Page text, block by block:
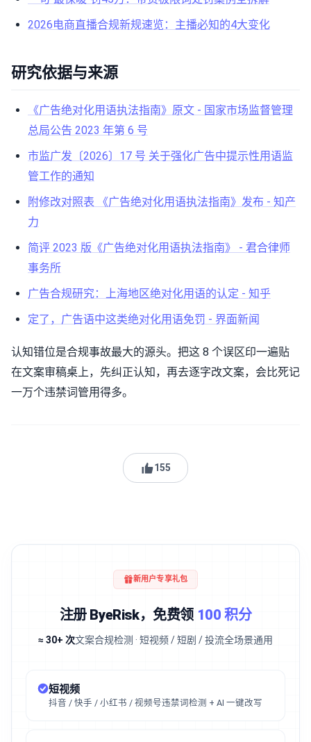
2026电商直播合规新规速览：主播必知的4大变化
研究依据与来源
《广告绝对化用语执法指南》原文 - 国家市场监督管理
总局公告 2023 年第 6 号
市监广发〔2026〕17 号 关于强化广告中提示性用语监
管工作的通知
附修改对照表 《广告绝对化用语执法指南》发布 - 知产
力
简评 2023 版《广告绝对化用语执法指南》 - 君合律师
事务所
广告合规研究：上海地区绝对化用语的认定 - 知乎
定了，广告语中这类绝对化用语免罚 - 界面新闻
认知错位是合规事故最大的源头。把这 8 个误区印一遍贴
在文案审稿桌上，先纠正认知，再去逐字改文案，会比死记
一万个违禁词管用得多。
155
新用户专享礼包
注册 ByeRisk，免费领 100 积分
≈ 30+ 次文案合规检测 · 短视频 / 短剧 / 投流全场景通用
短视频
抖音 / 快手 / 小红书 / 视频号违禁词检测 + AI 一键改写